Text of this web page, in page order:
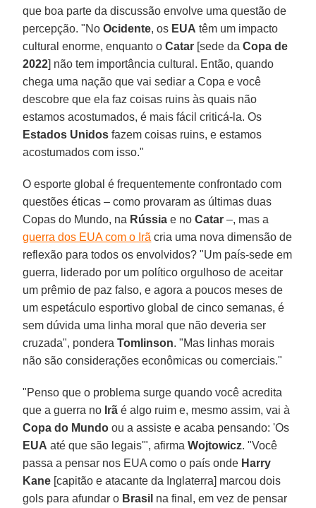
que boa parte da discussão envolve uma questão de
percepção. "NoOcidente, os EUA têm um impacto
cultural enorme, enquanto oCatar [sede daCopa de
2022] não tem importância cultural. Então, quando
chega uma nação que vai sediar a Copa e você
descobre que ela faz coisas ruins às quais não
estamos acostumados, é mais fácil criticá-la. Os
Estados Unidos fazem coisas ruins, e estamos
acostumados com isso."
O esporte global é frequentemente confrontado com
questões éticas – como provaram as últimas duas
Copas do Mundo, na Rússia e noCatar –, mas a
guerra dos EUA com o Irã cria uma nova dimensão de
reflexão para todos os envolvidos? "Um país-sede em
guerra, liderado por um político orgulhoso de aceitar
um prêmio de paz falso, e agora a poucos meses de
um espetáculo esportivo global de cinco semanas, é
sem dúvida uma linha moral que não deveria ser
cruzada", ponderaTomlinson. "Mas linhas morais
não são considerações econômicas ou comerciais."
"Penso que o problema surge quando você acredita
que a guerra no Irã é algo ruim e, mesmo assim, vai à
Copa do Mundo ou a assiste e acaba pensando: 'Os
EUA até que são legais'", afirmaWojtowicz. "Você
passa a pensar nos EUA como o país onde Harry
Kane [capitão e atacante da Inglaterra] marcou dois
gols para afundar o Brasil na final, em vez de pensar